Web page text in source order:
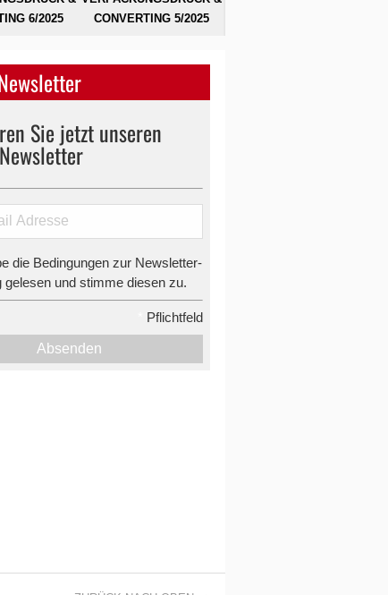
6/2025
CONVERTING 5/2025
Sie jetzt unseren
die Bedingungen zur Newsletter-
gelesen und stimme diesen zu.
Pflichtfeld
Absenden